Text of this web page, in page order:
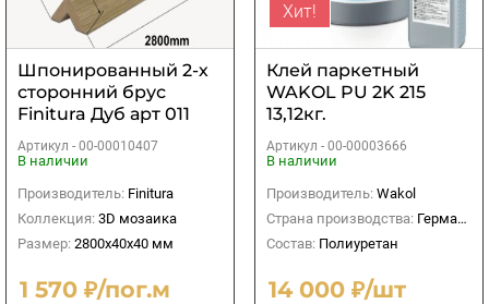
Шпонированный 2-х
сторонний брус
Finitura Дуб арт 011
40х40х2800 мм
Артикул - 00-00010407
В наличии
Производитель: Finitura
Коллекция: 3D мозаика
Размер: 2800х40х40 мм
1 570 ₽/пог.м
Хит!
Клей паркетный
WAKOL PU 2K 215
13,12кг.
Артикул - 00-00003666
В наличии
Производитель: Wakol
Страна производства: Германия
Состав: Полиуретан
14 000 ₽/шт